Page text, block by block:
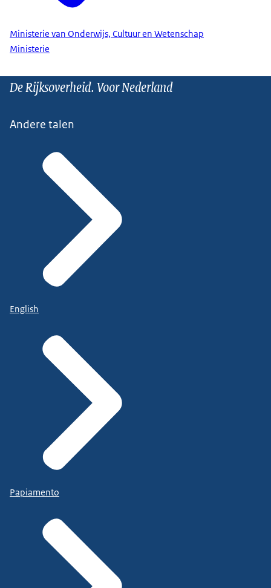
Ministerie van Onderwijs, Cultuur en Wetenschap
Ministerie
De Rijksoverheid. Voor Nederland
Andere talen
English
Papiamento